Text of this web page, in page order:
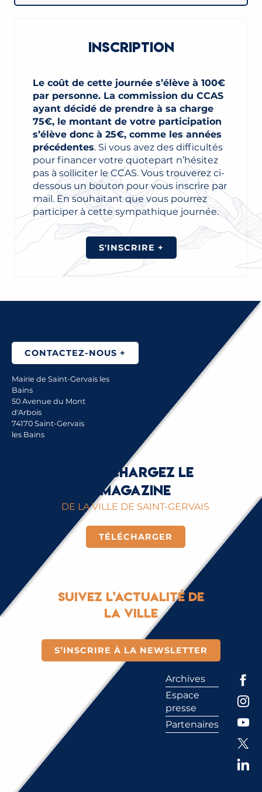
INSCRIPTION
Le coût de cette journée s’élève à 100€
par personne. La commission du CCAS
ayant décidé de prendre à sa charge
75€, le montant de votre participation
s’élève donc à 25€, comme les années
précédentes. Si vous avez des difficultés
pour financer votre quotepart n’hésitez
pas à solliciter le CCAS. Vous trouverez ci-
dessous un bouton pour vous inscrire par
mail. En souhaitant que vous pourrez
participer à cette sympathique journée.
S'INSCRIRE +
CONTACTEZ-NOUS +
Mairie de Saint-Gervais les
Bains
50 Avenue du Mont
d'Arbois
74170 Saint-Gervais
les Bains
Téléchargez le
magazine
DE LA VILLE DE SAINT-GERVAIS
TÉLÉCHARGER
Suivez l'actualité de
la ville
S’INSCRIRE À LA NEWSLETTER
Archives
Espace
presse
Partenaires